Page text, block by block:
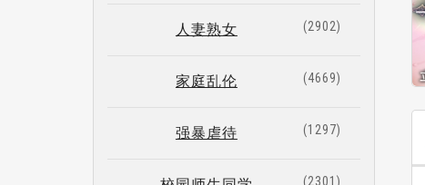
人妻熟女 2902
家庭乱伦 4669
强暴虐待 1297
2301